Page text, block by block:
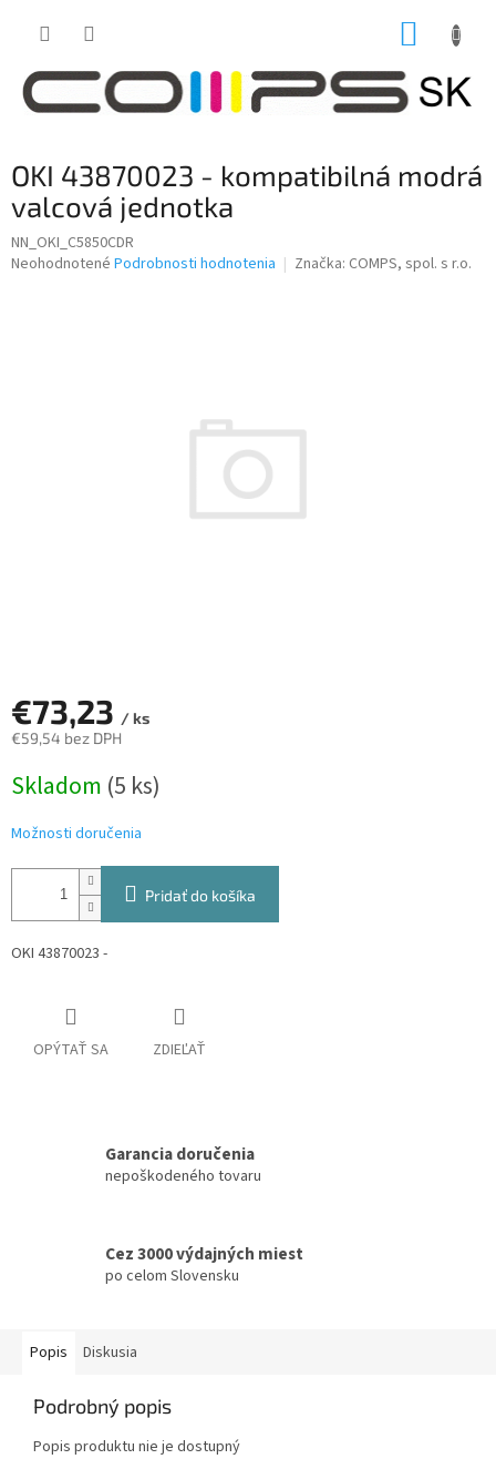
OKI 43870023 - kompatibilná modrá
valcová jednotka
NN_OKI_C5850CDR
Priemerné
Neohodnotené Podrobnosti hodnotenia Značka: COMPS, spol. s r.o.
€73,23 / ks
€59,54 bez DPH
cena:
Skladom (5 ks)
Možnosti doručenia
Pridať do košíka
OKI 43870023 -
OPÝTAŤ SA ZDIEĽAŤ
Garancia doručenia
nepoškodeného tovaru
Cez 3000 výdajných miest
po celom Slovensku
Popis Diskusia
Podrobný popis
Popis produktu nie je dostupný